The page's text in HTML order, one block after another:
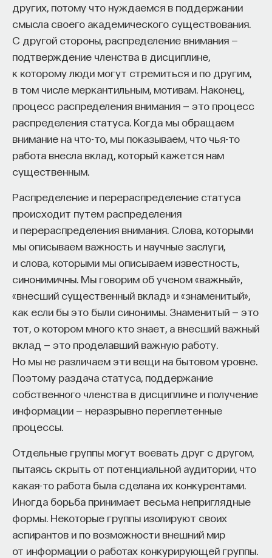
других, потому что нуждаемся в поддержании
смысла своего академического существования.
С другой стороны, распределение внимания —
подтверждение членства в дисциплине,
к которому люди могут стремиться и по другим,
в том числе меркантильным, мотивам. Наконец,
процесс распределения внимания — это процесс
распределения статуса. Когда мы обращаем
внимание на что-то, мы показываем, что чья-то
работа внесла вклад, который кажется нам
существенным.
Распределение и перераспределение статуса
происходит путем распределения
и перераспределения внимания. Слова, которыми
мы описываем важность и научные заслуги,
и слова, которыми мы описываем известность,
синонимичны. Мы говорим об ученом «важный»,
«внесший существенный вклад» и «знаменитый»,
как если бы это были синонимы. Знаменитый — это
тот, о котором много кто знает, а внесший важный
вклад — это проделавший важную работу.
Но мы не различаем эти вещи на бытовом уровне.
Поэтому раздача статуса, поддержание
собственного членства в дисциплине и получение
информации — неразрывно переплетенные
процессы.
Отдельные группы могут воевать друг с другом,
пытаясь скрыть от потенциальной аудитории, что
какая-то работа была сделана их конкурентами.
Иногда борьба принимает весьма неприглядные
формы. Некоторые группы изолируют своих
аспирантов и по возможности внешний мир
от информации о работах конкурирующей группы.
Внеси свой вклад в дело
просвещения!